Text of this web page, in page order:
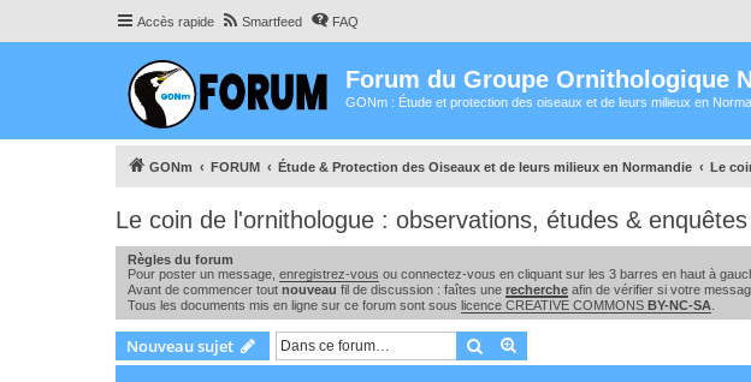
Accès rapide Smartfeed FAQ
Forum du Groupe Ornithologique
GONm : Étude et protection des oiseaux et de leurs milieux en
GONm FORUM Étude & Protection des Oiseaux et de leurs milieux en Normandie Le
Le coin de l'ornithologue : observations, études & enquêtes
Règles du forum
Pour poster un message, enregistrez-vous ou connectez-vous en cliquant sur les 3 barres en haut à
Avant de commencer tout nouveau fil de discussion : faîtes une recherche afin de vérifier si votre
Tous les documents mis en ligne sur ce forum sont sous licence CREATIVE COMMONS BY-NC-SA
Nouveau sujet Rechercher